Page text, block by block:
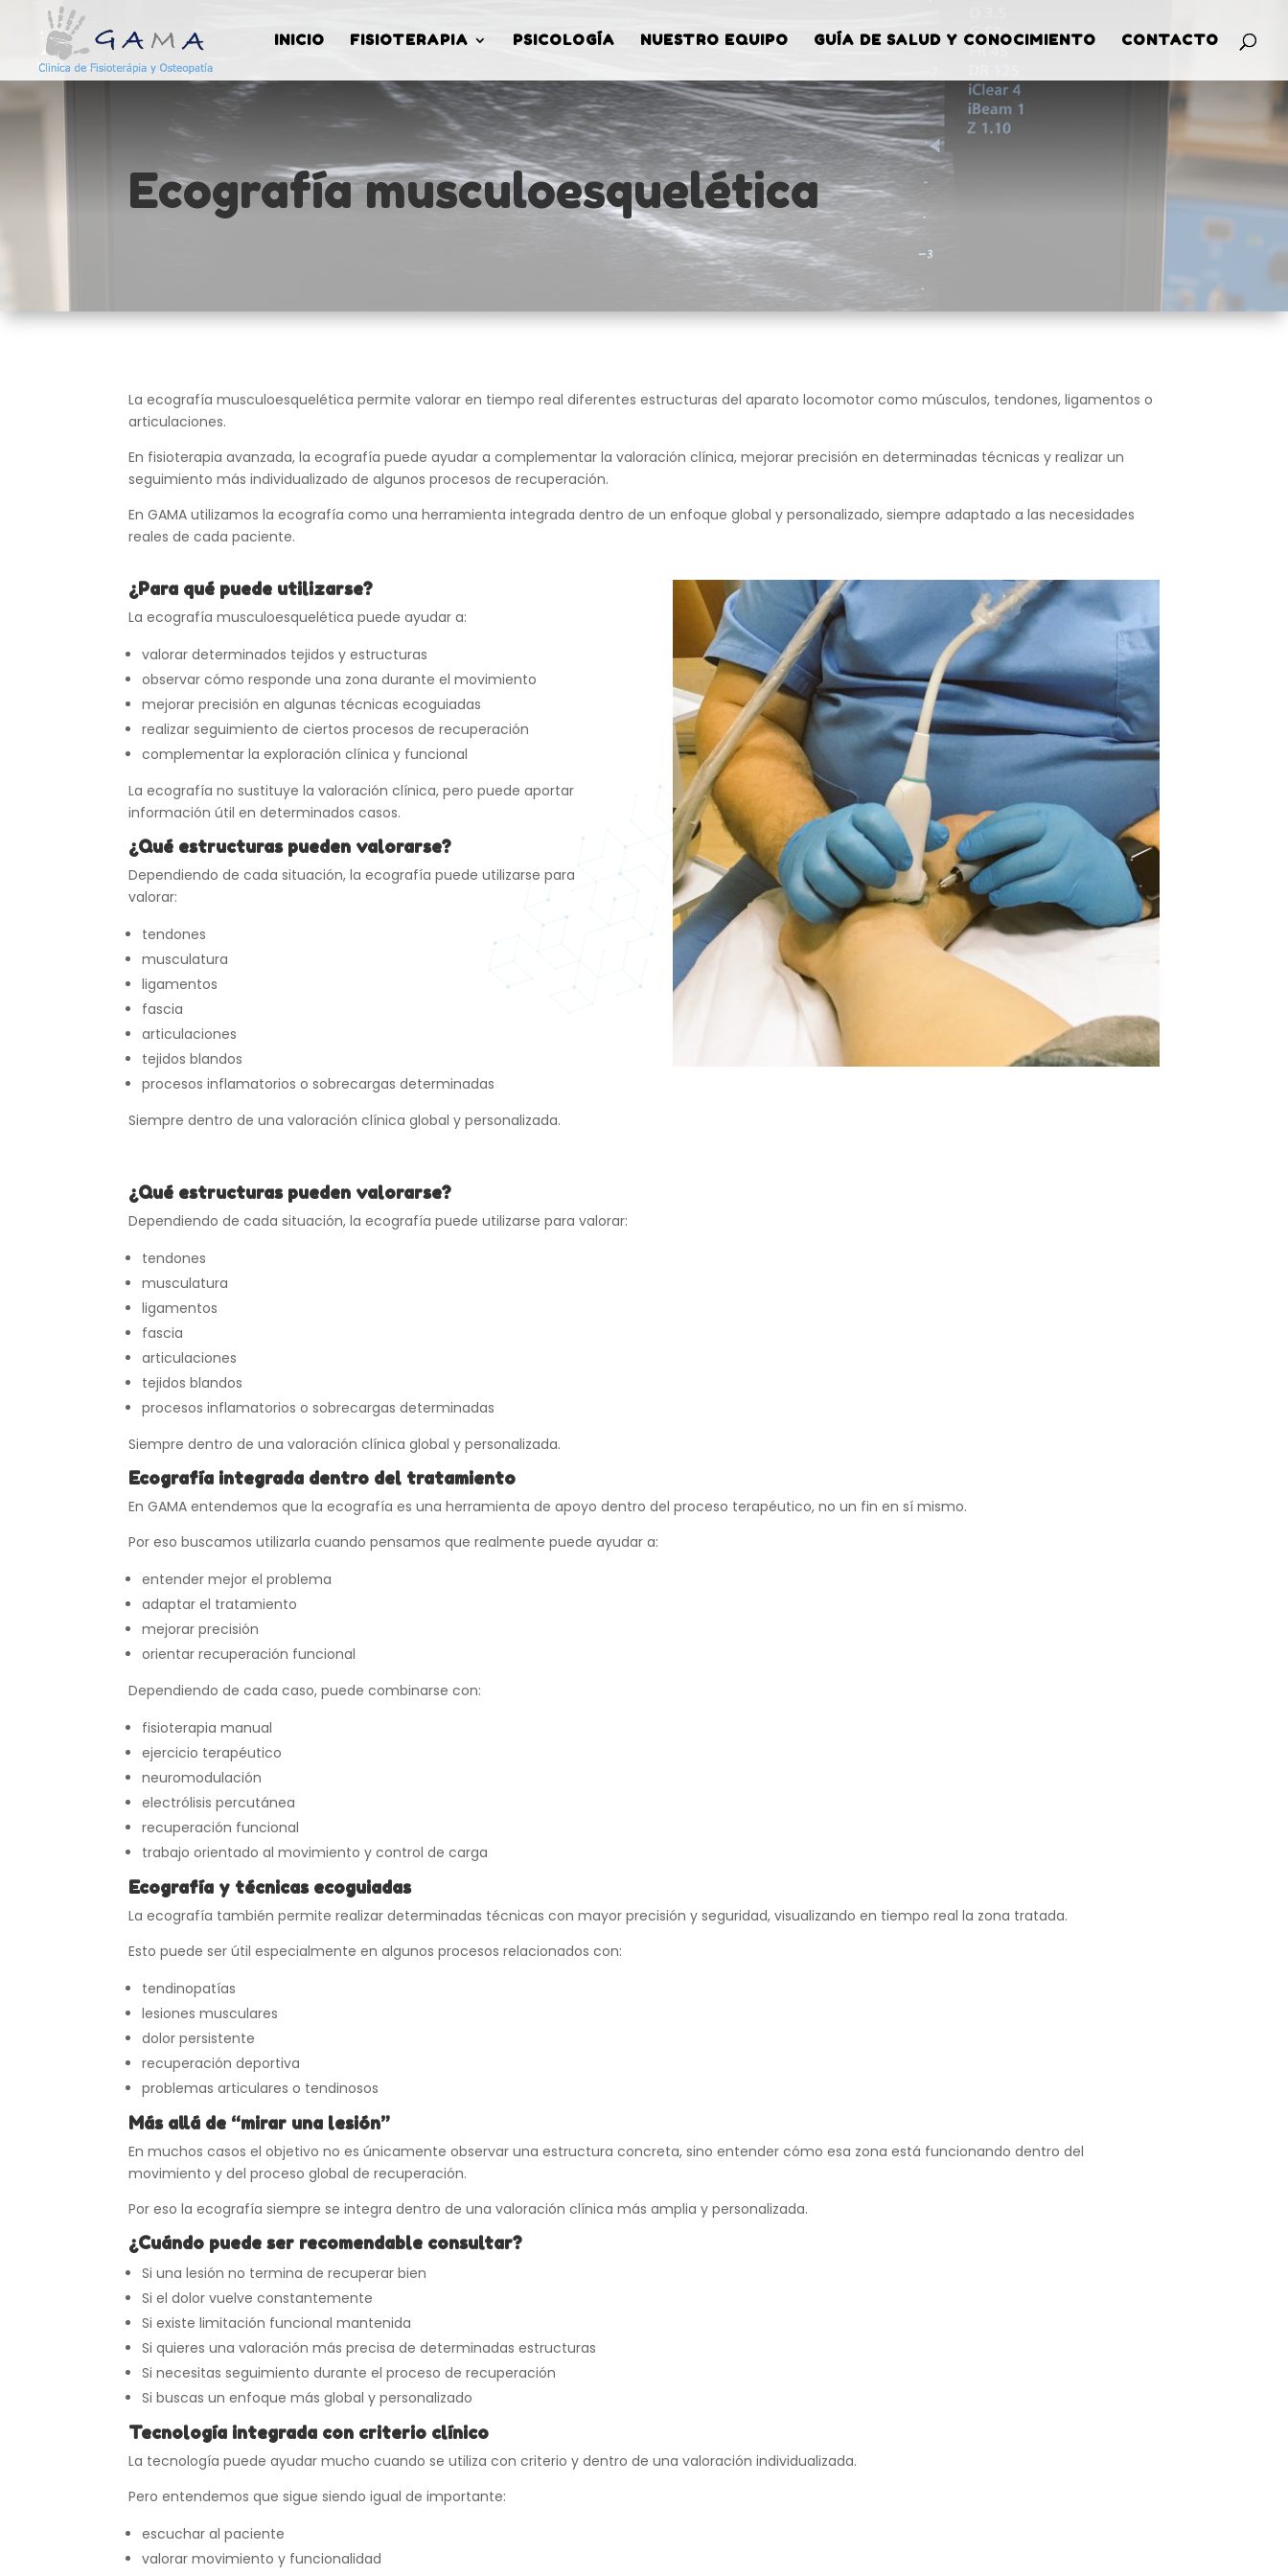
INICIO FISIOTERAPIA PSICOLOGÍA NUESTRO EQUIPO GUÍA DE SALUD Y CONOCIMIENTO CONTACTO
Ecografía musculoesquelética
La ecografía musculoesquelética permite valorar en tiempo real diferentes estructuras del aparato locomotor como músculos, tendones, ligamentos o
articulaciones.
En fisioterapia avanzada, la ecografía puede ayudar a complementar la valoración clínica, mejorar precisión en determinadas técnicas y realizar un
seguimiento más individualizado de algunos procesos de recuperación.
En GAMA utilizamos la ecografía como una herramienta integrada dentro de un enfoque global y personalizado, siempre adaptado a las necesidades
reales de cada paciente.
¿Para qué puede utilizarse?
La ecografía musculoesquelética puede ayudar a:
valorar determinados tejidos y estructuras
observar cómo responde una zona durante el movimiento
mejorar precisión en algunas técnicas ecoguiadas
realizar seguimiento de ciertos procesos de recuperación
complementar la exploración clínica y funcional
La ecografía no sustituye la valoración clínica, pero puede aportar
información útil en determinados casos.
¿Qué estructuras pueden valorarse?
Dependiendo de cada situación, la ecografía puede utilizarse para
valorar:
tendones
musculatura
ligamentos
fascia
articulaciones
tejidos blandos
procesos inflamatorios o sobrecargas determinadas
Siempre dentro de una valoración clínica global y personalizada.
¿Qué estructuras pueden valorarse?
Dependiendo de cada situación, la ecografía puede utilizarse para valorar:
tendones
musculatura
ligamentos
fascia
articulaciones
tejidos blandos
procesos inflamatorios o sobrecargas determinadas
Siempre dentro de una valoración clínica global y personalizada.
Ecografía integrada dentro del tratamiento
En GAMA entendemos que la ecografía es una herramienta de apoyo dentro del proceso terapéutico, no un fin en sí mismo.
Por eso buscamos utilizarla cuando pensamos que realmente puede ayudar a:
entender mejor el problema
adaptar el tratamiento
mejorar precisión
orientar recuperación funcional
Dependiendo de cada caso, puede combinarse con:
fisioterapia manual
ejercicio terapéutico
neuromodulación
electrólisis percutánea
recuperación funcional
trabajo orientado al movimiento y control de carga
Ecografía y técnicas ecoguiadas
La ecografía también permite realizar determinadas técnicas con mayor precisión y seguridad, visualizando en tiempo real la zona tratada.
Esto puede ser útil especialmente en algunos procesos relacionados con:
tendinopatías
lesiones musculares
dolor persistente
recuperación deportiva
problemas articulares o tendinosos
Más allá de “mirar una lesión”
En muchos casos el objetivo no es únicamente observar una estructura concreta, sino entender cómo esa zona está funcionando dentro del
movimiento y del proceso global de recuperación.
Por eso la ecografía siempre se integra dentro de una valoración clínica más amplia y personalizada.
¿Cuándo puede ser recomendable consultar?
Si una lesión no termina de recuperar bien
Si el dolor vuelve constantemente
Si existe limitación funcional mantenida
Si quieres una valoración más precisa de determinadas estructuras
Si necesitas seguimiento durante el proceso de recuperación
Si buscas un enfoque más global y personalizado
Tecnología integrada con criterio clínico
La tecnología puede ayudar mucho cuando se utiliza con criterio y dentro de una valoración individualizada.
Pero entendemos que sigue siendo igual de importante:
escuchar al paciente
valorar movimiento y funcionalidad